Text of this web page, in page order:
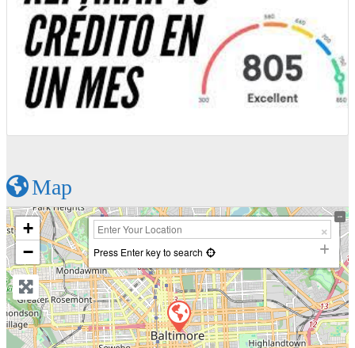
Map
+
−
Press Enter key to search